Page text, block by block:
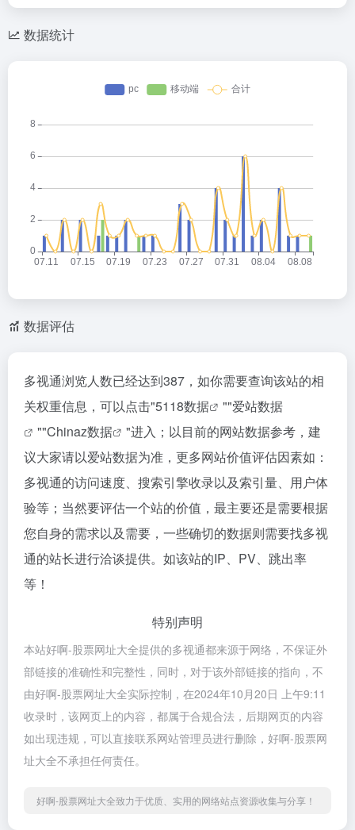
数据统计
数据评估
多视通浏览人数已经达到387，如你需要查询该站的相
关权重信息，可以点击"5118数据 ""爱站数据
""Chinaz数据
"进入；以目前的网站数据参考，建
议大家请以爱站数据为准，更多网站价值评估因素如：
多视通的访问速度、搜索引擎收录以及索引量、用户体
验等；当然要评估一个站的价值，最主要还是需要根据
您自身的需求以及需要，一些确切的数据则需要找多视
通的站长进行洽谈提供。如该站的IP、PV、跳出率
等！
特别声明
本站好啊-股票网址大全提供的多视通都来源于网络，不保证外
部链接的准确性和完整性，同时，对于该外部链接的指向，不
由好啊-股票网址大全实际控制，在2024年10月20日 上午9:11
收录时，该网页上的内容，都属于合规合法，后期网页的内容
如出现违规，可以直接联系网站管理员进行删除，好啊-股票网
址大全不承担任何责任。
好啊-股票网址大全致力于优质、实用的网络站点资源收集与分享！